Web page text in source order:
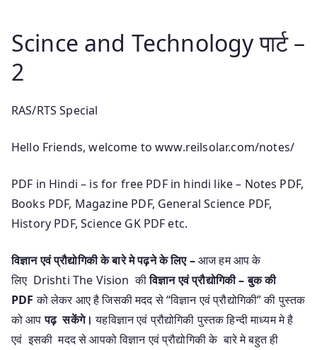
Scince and Technology पार्ट –
2
RAS/RTS Special
Hello Friends, welcome to www.reilsolar.com/notes/
PDF in Hindi – is for free PDF in hindi like – Notes PDF,
Books PDF, Magazine PDF, General Science PDF,
History PDF, Science GK PDF etc.
विज्ञान एवं प्रौद्योगिकीके बारे मे पढ़ने के लिए –आज हम आप के
लिए Drishti The Vision कीविज्ञान एवं प्रौद्योगिकी – बुक की
PDF को लेकर आए है जिसकी मदद से “विज्ञान एवं प्रौद्योगिकी” की पुस्तक
को आपपढ़ सकेंगे। यहविज्ञान एवं प्रौद्योगिकी पुस्तक हिन्दी माध्यम मे है
एवं इसकी मदद से आपको विज्ञान एवं प्रौद्योगिकी के बारे मे बहुत ही